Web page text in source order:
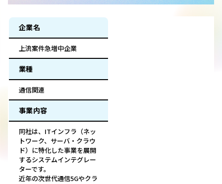
企業名
上流案件急増中企業
業種
通信関連
事業内容
同社は、ITインフラ（ネッ
トワーク、サーバ・クラウ
ド）に特化した事業を展開
するシステムインテグレー
ターです。
近年の次世代通信5Gやクラ